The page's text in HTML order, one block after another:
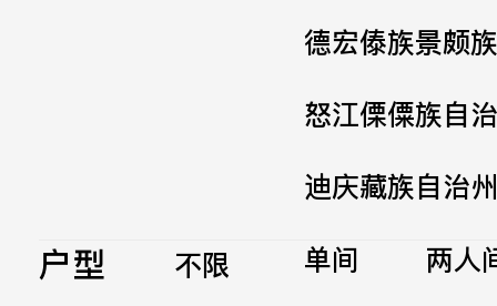
德宏傣族景颇
怒江傈僳族自
迪庆藏族自治州
户型 不限 单间
两人